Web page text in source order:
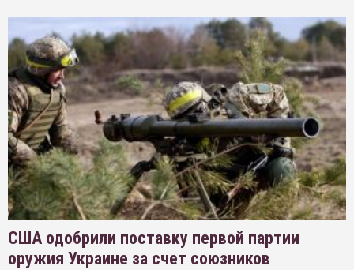
США одобрили поставку первой партии
оружия Украине за счет союзников